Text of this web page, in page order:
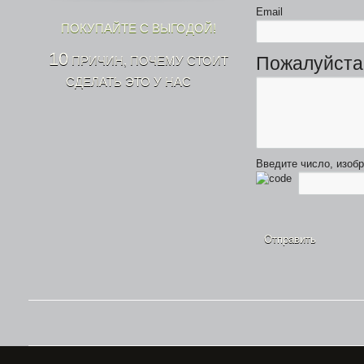
Email
Введите число,
ПОКУПАЙТЕ С ВЫГОДОЙ!
10ПРИЧИН, ПОЧЕМУ СТОИТ
СДЕЛАТЬ ЭТО У НАС